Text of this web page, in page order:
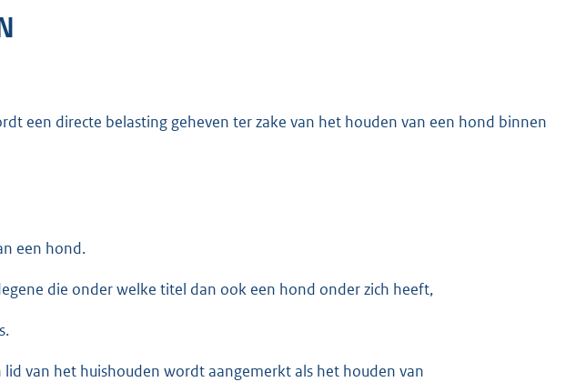
een directe belasting geheven ter zake van het houden van een hond binnen
een hond.
die onder welke titel dan ook een hond onder zich heeft,
van het huishouden wordt aangemerkt als het houden van